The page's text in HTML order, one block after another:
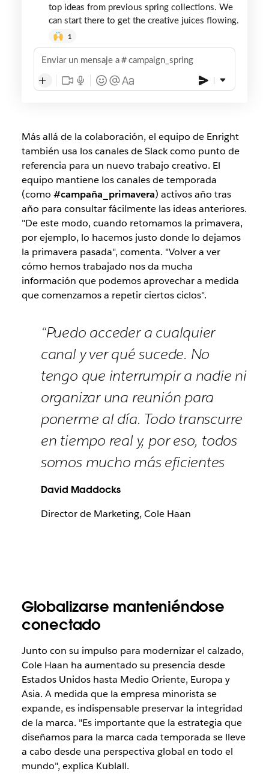
top ideas from previous spring collections. We
can start there to get the creative juices flowing.
1
Enviar un mensaje a campaign_spring
Más allá de la colaboración, el equipo de Enright
también usa los canales de Slack como punto de
referencia para un nuevo trabajo creativo. El
equipo mantiene los canales de temporada
(como #campaña_primavera) activos año tras
año para consultar fácilmente las ideas anteriores.
"De este modo, cuando retomamos la primavera,
por ejemplo, lo hacemos justo donde lo dejamos
la primavera pasada", comenta. "Volver a ver
cómo hemos trabajado nos da mucha
información que podemos aprovechar a medida
que comenzamos a repetir ciertos ciclos".
“Puedo acceder a cualquier
canal y ver qué sucede. No
tengo que interrumpir a nadie ni
organizar una reunión para
ponerme al día. Todo transcurre
en tiempo real y, por eso, todos
somos mucho más eficientes
David Maddocks
Director de Marketing, Cole Haan
Globalizarse manteniéndose
conectado
Junto con su impulso para modernizar el calzado,
Cole Haan ha aumentado su presencia desde
Estados Unidos hasta Medio Oriente, Europa y
Asia. A medida que la empresa minorista se
expande, es indispensable preservar la integridad
de la marca. "Es importante que la estrategia que
diseñamos para la marca cada temporada se lleve
a cabo desde una perspectiva global en todo el
mundo", explica Kublall.